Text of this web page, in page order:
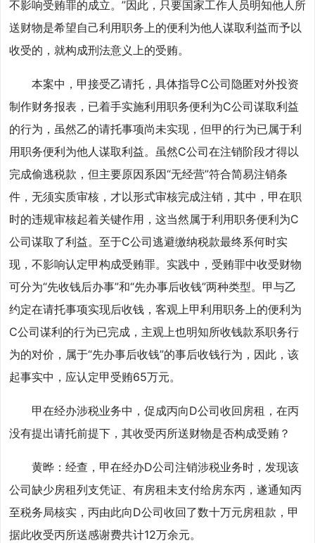
不影响受贿罪的成立。”因此，只要国家工作人员明知他人所
送财物是希望自己利用职务上的便利为他人谋取利益而予以
收受的，就构成刑法意义上的受贿。
本案中，甲接受乙请托，具体指导C公司隐匿对外投资
制作财务报表，已着手实施利用职务便利为C公司谋取利益
的行为，虽然乙的请托事项尚未实现，但甲的行为已属于利
用职务便利为他人谋取利益。虽然C公司在注销阶段才得以
完成偷逃税款，但主要原因系因“无经营”符合简易注销条
件，无须实质审核，才以形式审核完成注销，其中，甲在职
时的违规审核起着关键作用，这当然属于利用职务便利为C
公司谋取了利益。至于C公司逃避缴纳税款最终系何时实
现，不影响认定甲构成受贿罪。实践中，受贿罪中收受财物
可分为“先收钱后办事”和“先办事后收钱”两种类型。甲与乙
约定在请托事项实现后收钱，客观上甲利用职务上的便利为
C公司谋利的行为已完成，主观上也明知所收钱款系职务行
为的对价，属于“先办事后收钱”的事后收钱行为，因此，该
起事实中，应认定甲受贿65万元。
甲在经办涉税业务中，促成丙向D公司收回房租，在丙
没有提出请托前提下，其收受丙所送财物是否构成受贿？
黄晔：经查，甲在经办D公司注销涉税业务时，发现该
公司缺少房租列支凭证、有房租未支付给房东丙，遂通知丙
至税务局核实，丙由此向D公司收回了数十万元房租款，甲
据此收受丙所送感谢费共计12万余元。